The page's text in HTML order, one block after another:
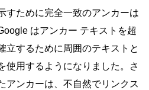
すために完全一致のアンカーは
はアンカー テキストを超
立するために周囲のテキストと
使用するようになりました。さ
アンカーは、不自然でリンクス